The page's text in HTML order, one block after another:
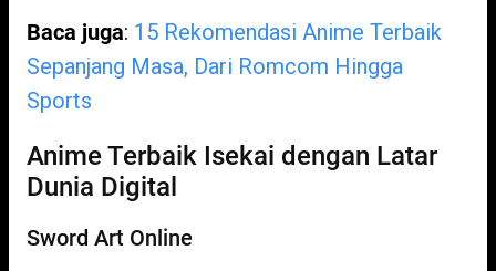
Baca juga: 15 Rekomendasi Anime Terbaik
Sepanjang Masa, Dari Romcom Hingga
Sports
Anime Terbaik Isekai dengan Latar
Dunia Digital
Sword Art Online